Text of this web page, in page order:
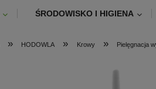
ŚRODOWISKO I HIGIENA
» HODOWLA » Krowy » Pielęgnacja